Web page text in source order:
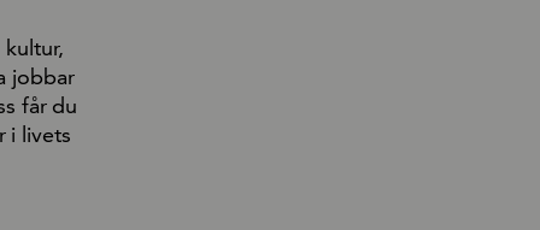
jobbar
får du
i livets